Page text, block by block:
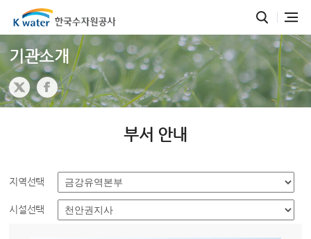
기관소개
부서 안내
지역선택
시설선택